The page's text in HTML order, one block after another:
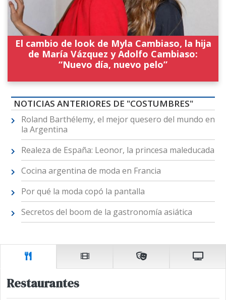
El cambio de look de Myla Cambiaso, la hija
de María Vázquez y Adolfo Cambiaso:
“Nuevo día, nuevo pelo”
NOTICIAS ANTERIORES DE "COSTUMBRES"
Roland Barthélemy, el mejor quesero del mundo en
la Argentina
Realeza de España: Leonor, la princesa maleducada
Cocina argentina de moda en Francia
Por qué la moda copó la pantalla
Secretos del boom de la gastronomía asiática
Restaurantes